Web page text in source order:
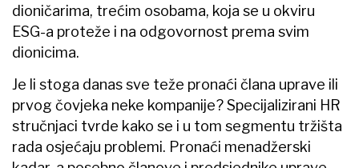
dioničarima, trećim osobama, koja se u okviru
ESG-a proteže i na odgovornost prema svim
dionicima.
Je li stoga danas sve teže pronaći člana uprave ili
prvog čovjeka neke kompanije? Specijalizirani HR
stručnjaci tvrde kako se i u tom segmentu tržišta
rada osjećaju problemi. Pronaći menadžerski